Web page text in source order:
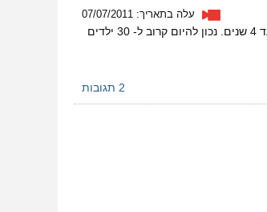
עלה בתאריך: 07/07/2011
קבוצת אמהות פיליפיניות יזמו הפגנה ביום הראשון של החופש הגדול במחאה נגד גירוש ילדי מהגרות העבודה בגילאי 0 עד 4 שנים. נכון להיום קרוב ל- 30 ילדים
2 תגובות